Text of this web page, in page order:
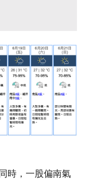
時，一股偏南氣